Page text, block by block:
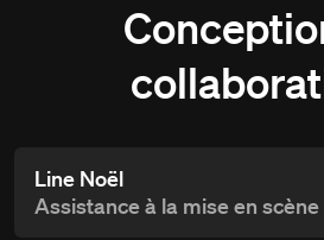
Line Noël
Assistance à la mise en scène